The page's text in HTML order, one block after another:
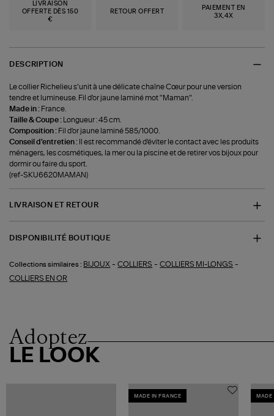
LIVRAISON
OFFERTE DÈS 150
€
RETOUR OFFERT
PAIEMENT EN
3X,4X
DESCRIPTION
Le collier Richelieu s’unit à une délicate chaîne Cœur pour une version
tendre et lumineuse. Fil d'or jaune laminé mot "Maman".
Made in : France.
Taille & Coupe :
Longueur : 45 cm.
Composition : Fil d'or jaune laminé 585/1000.
Conseil d'entretien :
Il est recommandé d'éviter le contact avec les produits
ménagers, les cosmétiques, la mer ou la piscine et de retirer vos bijoux pour
dormir ou faire du sport.
(ref-SKU6620MAMAN)
LIVRAISON ET RETOUR
DISPONIBILITÉ BOUTIQUE
Collections similaires : BIJOUX -COLLIERS -COLLIERS MI-LONGS -
COLLIERS EN OR
Adoptez
LE LOOK
MADE IN FRANCE MADE